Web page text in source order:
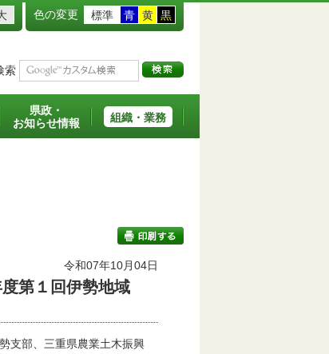
色の変更 標準 青 黄 黒
索
県政・
お知らせ情報
組織・業務
令和07年10月04日
度第１回伊勢地域
支部、三重県農業土木振興